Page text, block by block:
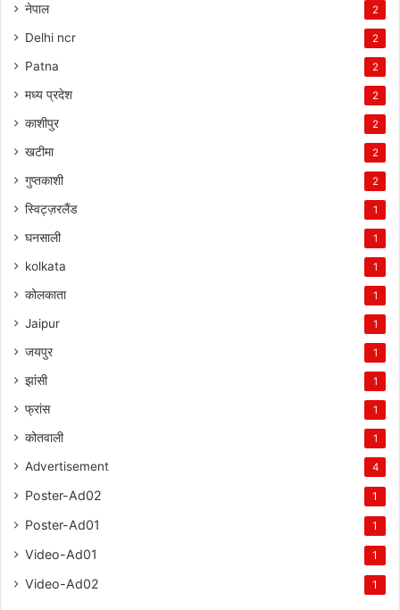
नेपाल 2
Delhi ncr 2
Patna 2
मध्य प्रदेश 2
काशीपुर 2
खटीमा 2
गुप्तकाशी 2
स्विट्ज़रलैंड 1
घनसाली 1
kolkata 1
कोलकाता 1
Jaipur 1
जयपुर 1
झांसी 1
फ्रांस 1
कोतवाली 1
Advertisement 4
Poster-Ad02 1
Poster-Ad01 1
Video-Ad01 1
Video-Ad02 1